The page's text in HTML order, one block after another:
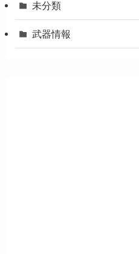
未分類
武器情報